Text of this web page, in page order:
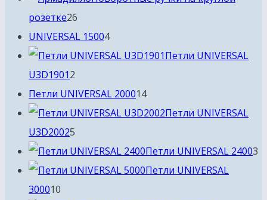
розетке26
товаров
UNIVERSAL 150044
товара
Петли UNIVERSAL
U3D19012
товара
Петли UNIVERSAL 20001414
товаровПетли UNIVERSAL
U3D20025
товаров
Петли UNIVERSAL 24003
Петли UNIVERSAL
300010